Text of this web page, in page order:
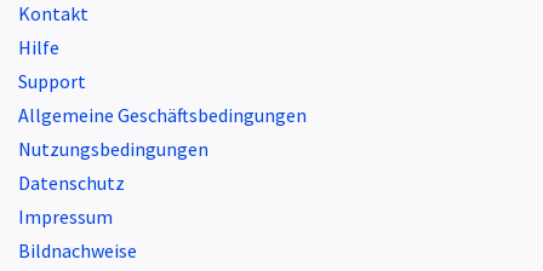
Kontakt
Hilfe
Support
Allgemeine Geschäftsbedingungen
Nutzungsbedingungen
Datenschutz
Impressum
Bildnachweise